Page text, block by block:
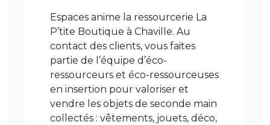
Espaces anime la ressourcerie La
P’tite Boutique à Chaville. Au
contact des clients, vous faites
partie de l’équipe d’éco-
ressourceurs et éco-ressourceuses
en insertion pour valoriser et
vendre les objets de seconde main
collectés : vêtements, jouets, déco,